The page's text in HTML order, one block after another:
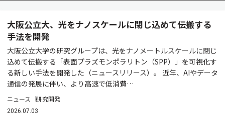
大阪公立大、光をナノスケールに閉じ込めて伝搬する
手法を開発
大阪公立大学の研究グループは、光をナノメートルスケールに閉じ
込めて伝搬する「表面プラズモンポラリトン（SPP）」を可視化す
る新しい手法を開発した（ニュースリリース）。 近年、AIやデータ
通信の発展に伴い、より高速で低消費…
ニュース 研究開発
2026.07.03